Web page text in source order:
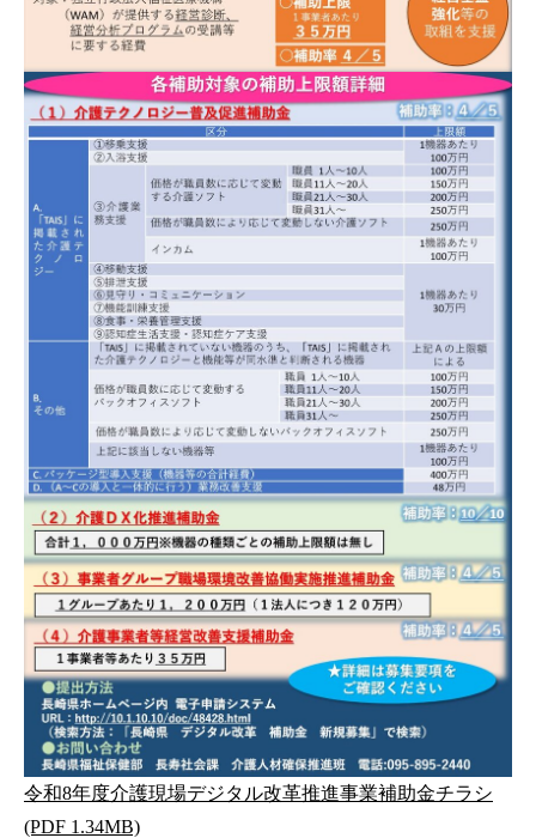
令和8年度介護現場デジタル改革推進事業補助金チラシ
(PDF 1.34MB)